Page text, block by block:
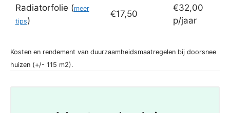
Radiatorfolie (meer
tips)
€17,50
€32,00
p/jaar
Kosten en rendement van duurzaamheidsmaatregelen bij doorsnee
huizen (+/- 115 m2).